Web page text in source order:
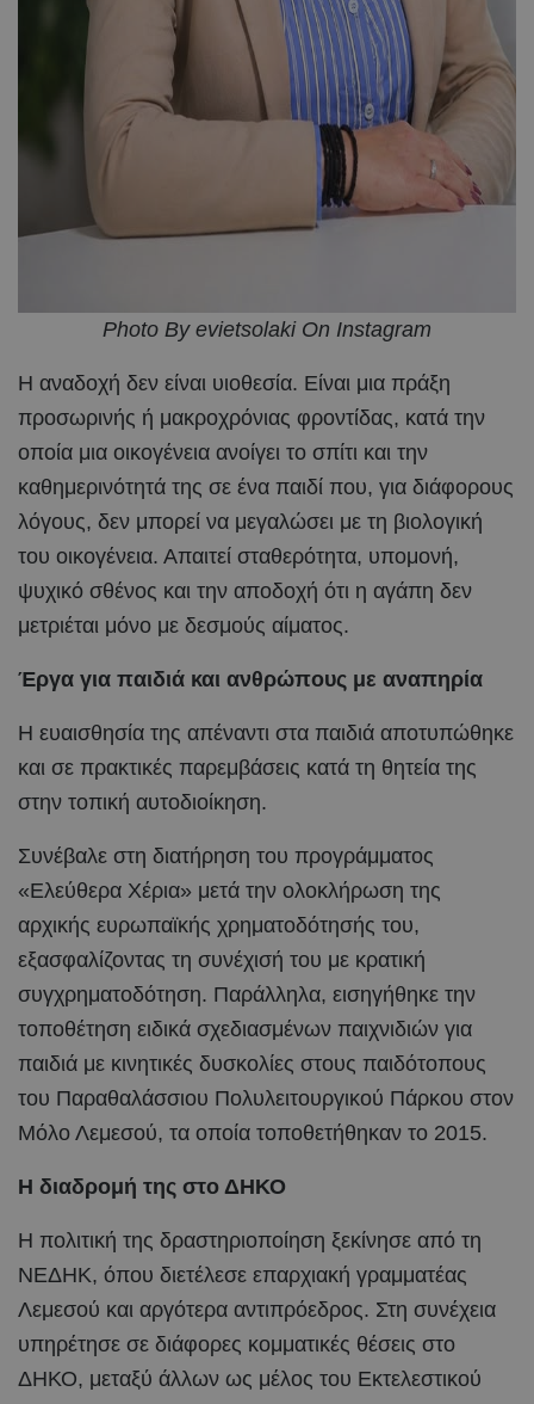
Photo By evietsolaki On Instagram
Η αναδοχή δεν είναι υιοθεσία. Είναι μια πράξη
προσωρινής ή μακροχρόνιας φροντίδας, κατά την
οποία μια οικογένεια ανοίγει το σπίτι και την
καθημερινότητά της σε ένα παιδί που, για διάφορους
λόγους, δεν μπορεί να μεγαλώσει με τη βιολογική
του οικογένεια. Απαιτεί σταθερότητα, υπομονή,
ψυχικό σθένος και την αποδοχή ότι η αγάπη δεν
μετριέται μόνο με δεσμούς αίματος.
Έργα για παιδιά και ανθρώπους με αναπηρία
Η ευαισθησία της απέναντι στα παιδιά αποτυπώθηκε
και σε πρακτικές παρεμβάσεις κατά τη θητεία της
στην τοπική αυτοδιοίκηση.
Συνέβαλε στη διατήρηση του προγράμματος
«Ελεύθερα Χέρια» μετά την ολοκλήρωση της
αρχικής ευρωπαϊκής χρηματοδότησής του,
εξασφαλίζοντας τη συνέχισή του με κρατική
συγχρηματοδότηση. Παράλληλα, εισηγήθηκε την
τοποθέτηση ειδικά σχεδιασμένων παιχνιδιών για
παιδιά με κινητικές δυσκολίες στους παιδότοπους
του Παραθαλάσσιου Πολυλειτουργικού Πάρκου στον
Μόλο Λεμεσού, τα οποία τοποθετήθηκαν το 2015.
Η διαδρομή της στο ΔΗΚΟ
Η πολιτική της δραστηριοποίηση ξεκίνησε από τη
ΝΕΔΗΚ, όπου διετέλεσε επαρχιακή γραμματέας
Λεμεσού και αργότερα αντιπρόεδρος. Στη συνέχεια
υπηρέτησε σε διάφορες κομματικές θέσεις στο
ΔΗΚΟ, μεταξύ άλλων ως μέλος του Εκτελεστικού